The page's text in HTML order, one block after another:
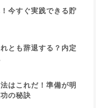
今すぐ実践できる貯
とも辞退する？内定
はこれだ！準備が明
の秘訣